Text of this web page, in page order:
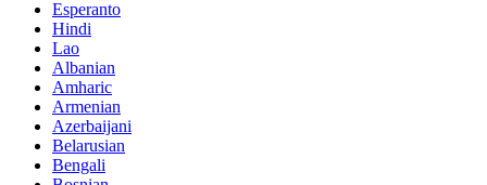
Esperanto
Hindi
Lao
Albanian
Amharic
Armenian
Azerbaijani
Belarusian
Bengali